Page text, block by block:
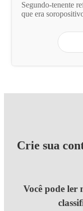
Segundo-tenente
que era
Crie sua
Você pode ler